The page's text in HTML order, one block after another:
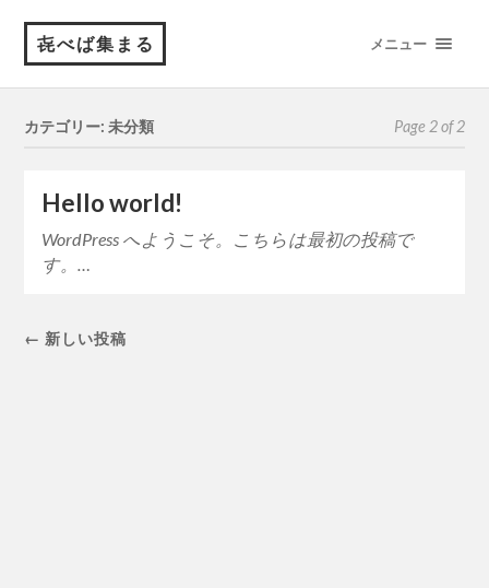
㐂べば集まる メニュー
カテゴリー: 未分類 Page 2 of 2
Hello world!
WordPress へようこそ。こちらは最初の投稿で
す。…
← 新しい投稿